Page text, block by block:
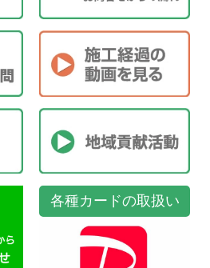
各種カードの取扱い